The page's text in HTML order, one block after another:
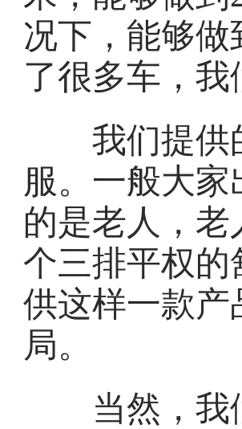
况下，能够
了很多车，
我们提供的
服。一般大
的是老人，
个三排平权
供这样一款
局。
当然，我们